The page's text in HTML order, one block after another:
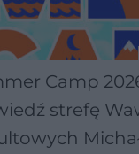
Camp
strefę